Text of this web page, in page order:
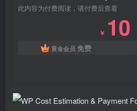
此内容为付费阅读，请付费后查看
￥ 10
黄金会员 免费